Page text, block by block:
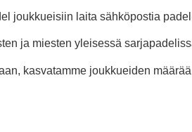
joukkueisiin laita sähköpostia
ja miesten yleisessä
kasvatamme joukkueiden